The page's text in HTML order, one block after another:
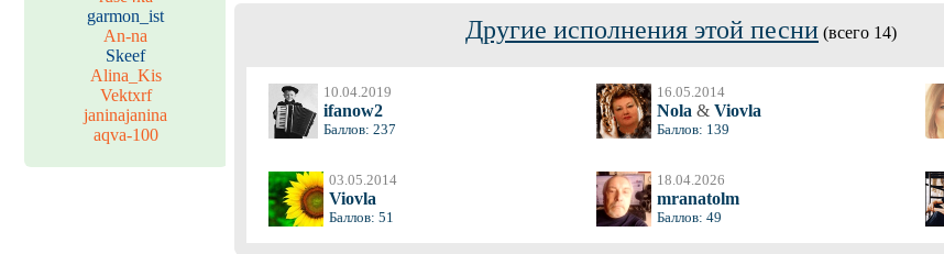
garmon_ist
An-na
Skeef
Alina_Kis
Vektxrf
janinajanina
aqva-100
Другие исполнения этой песни (всего 14)
10.04.2019
ifanow2
Баллов: 237
16.05.2014
Nola &Viovla
Баллов: 139
03.05.2014
Viovla
Баллов: 51
18.04.2026
mranatolm
Баллов: 49